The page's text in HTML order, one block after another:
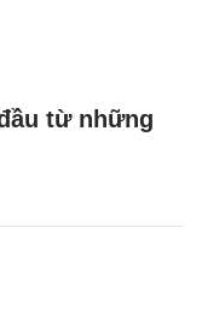
từ những